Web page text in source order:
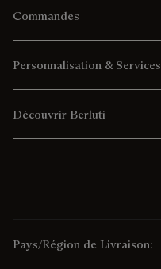
Commandes
Personnalisation & Services
Découvrir Berluti
Pays/Région de Livraison: